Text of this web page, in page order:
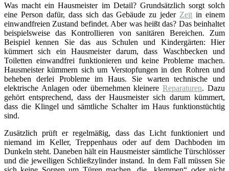
Was macht ein Hausmeister im Detail? Grundsätzlich sorgt solch
eine Person dafür, dass sich das Gebäude zu jeder Zeit in einem
einwandfreien Zustand befindet. Aber was heißt das? Das beinhaltet
beispielsweise das Kontrollieren von sanitären Bereichen. Zum
Beispiel kennen Sie das aus Schulen und Kindergärten: Hier
kümmert sich ein Hausmeister darum, dass Waschbecken und
Toiletten einwandfrei funktionieren und keine Probleme machen.
Hausmeister kümmern sich um Verstopfungen in den Rohren und
beheben derlei Probleme im Haus. Sie warten technische und
elektrische Anlagen oder übernehmen kleinereReparaturen. Dazu
gehört entsprechend, dass der Hausmeister sich darum kümmert,
dass die Klingel und sämtliche Schalter im Haus funktionstüchtig
sind.
Zusätzlich prüft er regelmäßig, dass das Licht funktioniert und
niemand im Keller, Treppenhaus oder auf dem Dachboden im
Dunkeln steht. Daneben hält ein Hausmeister sämtliche Türschlösser
und die jeweiligen Schließzylinder instand. In dem Fall müssen Sie